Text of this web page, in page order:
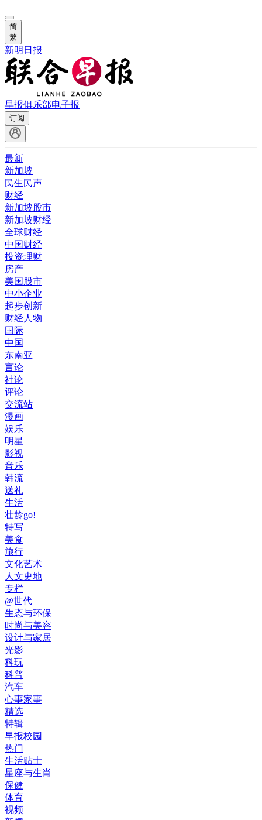
简
繁
新明日报
早报俱乐部电子报
订阅
最新
新加坡
民生民声
财经
新加坡股市
新加坡财经
全球财经
中国财经
投资理财
房产
美国股市
中小企业
起步创新
财经人物
国际
中国
东南亚
言论
社论
评论
交流站
漫画
娱乐
明星
影视
音乐
韩流
送礼
生活
壮龄go!
特写
美食
旅行
文化艺术
人文史地
专栏
@世代
生态与环保
时尚与美容
设计与家居
光影
科玩
科普
汽车
心事家事
精选
特辑
早报校园
热门
生活贴士
星座与生肖
保健
体育
视频